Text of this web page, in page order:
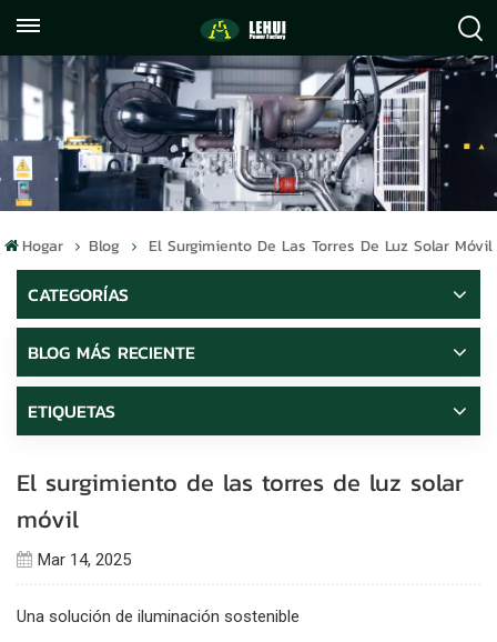
059122071372
info@lehuipowerfactory.com
Hogar Blog El Surgimiento De Las Torres De Luz Solar Móvil
CATEGORÍAS
BLOG MÁS RECIENTE
ETIQUETAS
El surgimiento de las torres de luz solar
móvil
Mar 14, 2025
Una solución de iluminación sostenible